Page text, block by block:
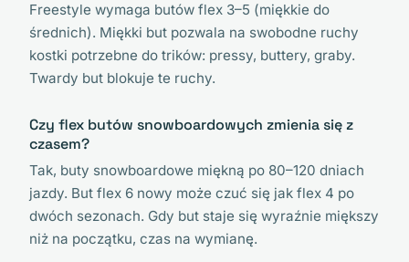
Freestyle wymaga butów flex 3–5 (miękkie do
średnich). Miękki but pozwala na swobodne ruchy
kostki potrzebne do trików: pressy, buttery, graby.
Twardy but blokuje te ruchy.
Czy flex butów snowboardowych zmienia się z
czasem?
Tak, buty snowboardowe miękną po 80–120 dniach
jazdy. But flex 6 nowy może czuć się jak flex 4 po
dwóch sezonach. Gdy but staje się wyraźnie miększy
niż na początku, czas na wymianę.